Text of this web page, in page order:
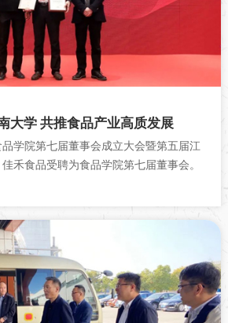
大学 共推食品产业高质发展
学院第七届董事会成立大会暨第五届江
禾食品受聘为食品学院第七届董事会。